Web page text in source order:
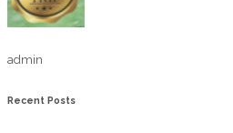
admin
Recent Posts